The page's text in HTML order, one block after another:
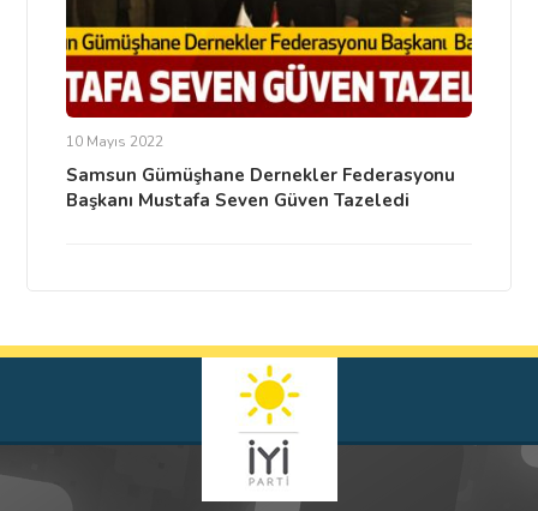
10 Mayıs 2022
Samsun Gümüşhane Dernekler Federasyonu
Başkanı Mustafa Seven Güven Tazeledi